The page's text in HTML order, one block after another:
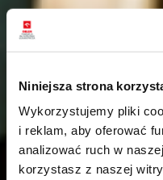
Niniejsza strona
Wykorzystujemy pliki
i reklam, aby oferować
analizować ruch w
korzystasz z naszej